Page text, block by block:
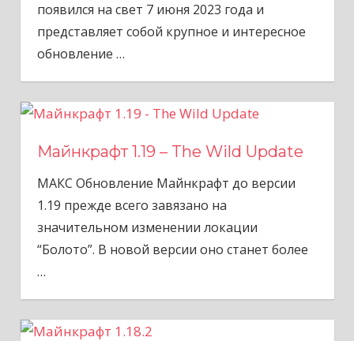
появился на свет 7 июня 2023 года и
представляет собой крупное и интересное
обновление …
Майнкрафт 1.19 – The Wild Update
МАКС Обновление Майнкрафт до версии
1.19 прежде всего завязано на
значительном изменении локации
“Болото”. В новой версии оно станет более
…